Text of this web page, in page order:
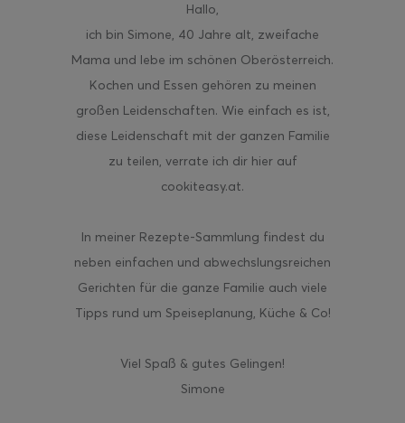
Hallo,
ich bin Simone, 40 Jahre alt, zweifache
Mama und lebe im schönen Oberösterreich.
Kochen und Essen gehören zu meinen
großen Leidenschaften. Wie einfach es ist,
diese Leidenschaft mit der ganzen Familie
zu teilen, verrate ich dir hier auf
cookiteasy.at.
In meiner Rezepte-Sammlung findest du
neben einfachen und abwechslungsreichen
Gerichten für die ganze Familie auch viele
Tipps rund um Speiseplanung, Küche & Co!
Viel Spaß & gutes Gelingen!
Simone